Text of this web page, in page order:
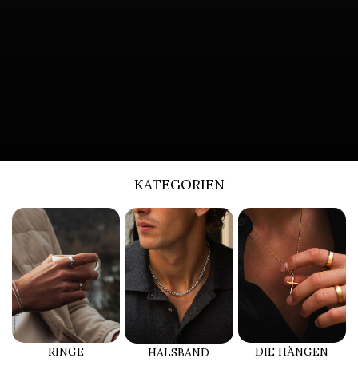
KATEGORIEN
RINGE HALSBAND DIE HÄNGEN